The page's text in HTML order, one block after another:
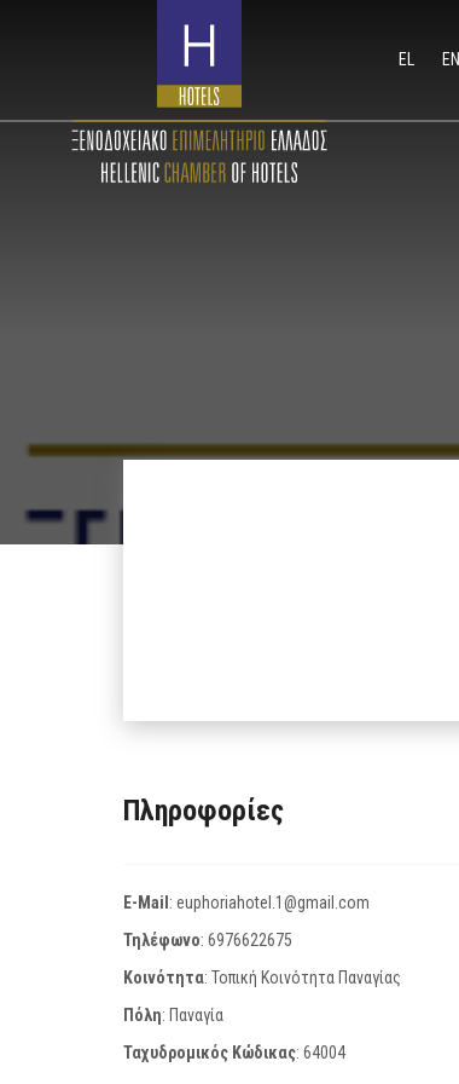
EL EN
Πληροφορίες
E-Mail : euphoriahotel.1@gmail.com
Τηλέφωνο: 6976622675
Κοινότητα: Τοπική Κοινότητα Παναγίας
Πόλη: Παναγία
Ταχυδρομικός Κώδικας: 64004